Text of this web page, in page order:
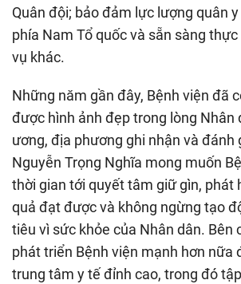
Quân đội; bảo đảm lực lượng quân
phía Nam Tổ quốc và sẵn sàng
vụ khác.
Những năm gần đây, Bệnh viện đã
được hình ảnh đẹp trong lòng Nhân
ương, địa phương ghi nhận và đánh
Nguyễn Trọng Nghĩa mong muốn
thời gian tới quyết tâm giữ gìn, phát
quả đạt được và không ngừng tạo
tiêu vì sức khỏe của Nhân dân. Bên
phát triển Bệnh viện mạnh hơn nữa
trung tâm y tế đỉnh cao, trong đó